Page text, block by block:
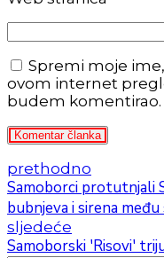
Spremi moje
ovom internet
budem komentirao.
Komentar članka
prethodno
Samoborci protutnjali
bubnjeva i sirena
sljedeće
Samoborski 'Risovi'